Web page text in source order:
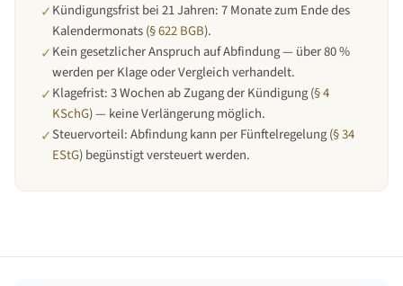
✓Kündigungsfrist bei21 Jahren:7 Monate zum Ende des
Kalendermonats(§ 622 BGB).
✓Kein gesetzlicher Anspruch auf Abfindung — über 80 %
werden per Klage oder Vergleich verhandelt.
✓Klagefrist: 3 Wochen ab Zugang der Kündigung (§ 4
KSchG) — keine Verlängerung möglich.
✓Steuervorteil: Abfindung kann per Fünftelregelung (§ 34
EStG) begünstigt versteuert werden.